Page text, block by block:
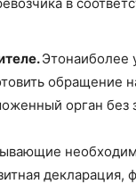
Этонаиболее
обращение
орган без
декларация,